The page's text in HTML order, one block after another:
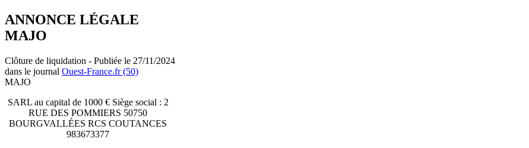
ANNONCE LÉGALE
MAJO
Clôture de liquidation - Publiée le 27/11/2024
dans le journal Ouest-France.fr (50)
MAJO
SARL au capital de 1000 € Siège social : 2
RUE DES POMMIERS 50750
BOURGVALLÉES RCS COUTANCES
983673377